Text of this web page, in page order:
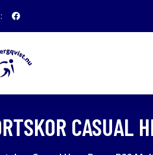
CASUAL